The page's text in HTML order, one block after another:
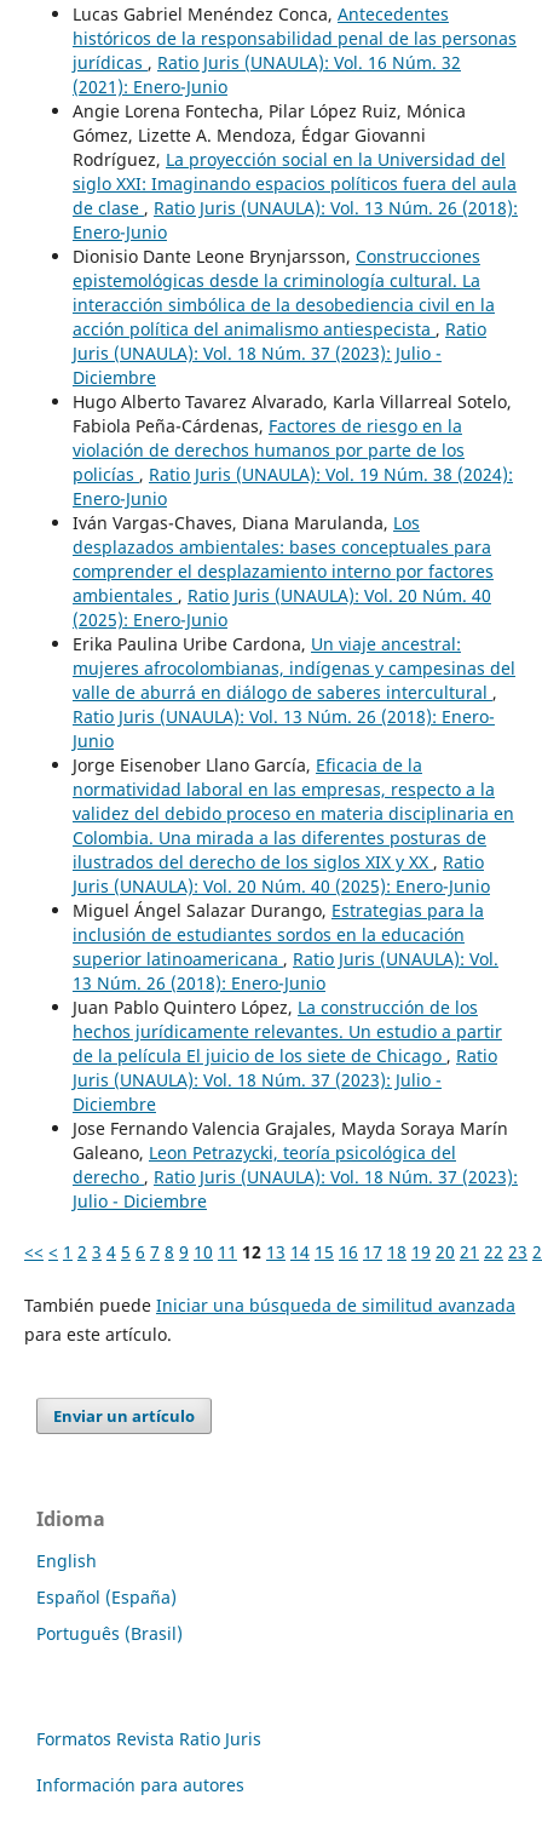
Lucas Gabriel Menéndez Conca, Antecedentes
históricos de la responsabilidad penal de las personas
jurídicas , Ratio Juris (UNAULA): Vol. 16 Núm. 32
(2021): Enero-Junio
Angie Lorena Fontecha, Pilar López Ruiz, Mónica
Gómez, Lizette A. Mendoza, Édgar Giovanni
Rodríguez, La proyección social en la Universidad del
siglo XXI: Imaginando espacios políticos fuera del aula
de clase , Ratio Juris (UNAULA): Vol. 13 Núm. 26 (2018):
Enero-Junio
Dionisio Dante Leone Brynjarsson, Construcciones
epistemológicas desde la criminología cultural. La
interacción simbólica de la desobediencia civil en la
acción política del animalismo antiespecista , Ratio
Juris (UNAULA): Vol. 18 Núm. 37 (2023): Julio -
Diciembre
Hugo Alberto Tavarez Alvarado, Karla Villarreal Sotelo,
Fabiola Peña-Cárdenas, Factores de riesgo en la
violación de derechos humanos por parte de los
policías , Ratio Juris (UNAULA): Vol. 19 Núm. 38 (2024):
Enero-Junio
Iván Vargas-Chaves, Diana Marulanda, Los
desplazados ambientales: bases conceptuales para
comprender el desplazamiento interno por factores
ambientales , Ratio Juris (UNAULA): Vol. 20 Núm. 40
(2025): Enero-Junio
Erika Paulina Uribe Cardona, Un viaje ancestral:
mujeres afrocolombianas, indígenas y campesinas del
valle de aburrá en diálogo de saberes intercultural ,
Ratio Juris (UNAULA): Vol. 13 Núm. 26 (2018): Enero-
Junio
Jorge Eisenober Llano García, Eficacia de la
normatividad laboral en las empresas, respecto a la
validez del debido proceso en materia disciplinaria en
Colombia. Una mirada a las diferentes posturas de
ilustrados del derecho de los siglos XIX y XX , Ratio
Juris (UNAULA): Vol. 20 Núm. 40 (2025): Enero-Junio
Miguel Ángel Salazar Durango, Estrategias para la
inclusión de estudiantes sordos en la educación
superior latinoamericana , Ratio Juris (UNAULA): Vol.
13 Núm. 26 (2018): Enero-Junio
Juan Pablo Quintero López, La construcción de los
hechos jurídicamente relevantes. Un estudio a partir
de la película El juicio de los siete de Chicago , Ratio
Juris (UNAULA): Vol. 18 Núm. 37 (2023): Julio -
Diciembre
Jose Fernando Valencia Grajales, Mayda Soraya Marín
Galeano, Leon Petrazycki, teoría psicológica del
derecho , Ratio Juris (UNAULA): Vol. 18 Núm. 37 (2023):
Julio - Diciembre
<< < 1 2 3 4 5 6 7 8 9 10 11 12 13 14 15 16 17 18 19 20 21 22 23
También puede Iniciar una búsqueda de similitud avanzada
para este artículo.
Enviar un artículo
Idioma
English
Español (España)
Português (Brasil)
Formatos Revista Ratio Juris
Información para autores